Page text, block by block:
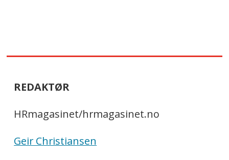
REDAKTØR
HRmagasinet/hrmagasinet.no
Geir Christiansen